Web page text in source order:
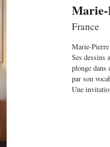
France
Marie-
Ses dessins
plonge dans
par son
Une